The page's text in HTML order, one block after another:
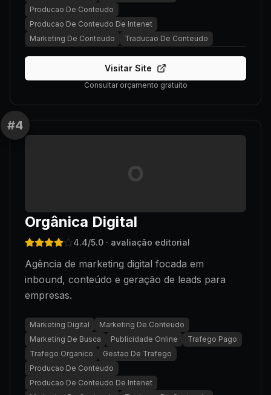
Producao De Conteudo
Producao De Conteudo De Intenet
Marketing De Conteudo
Traducao De Conteudo
Visitar Site
Consultar orçamento gratuito
#4
O
Orgânica Digital
4.4/5.0 · avaliação editorial
Agência de marketing digital focada em
inbound, conteúdo e geração de leads para
empresas.
Marketing Digital
Marketing De Conteudo
Marketing De Busca
Publicidade Online
Trafego Pago
Trafego Organico
Gestao De Trafego
Producao De Conteudo
Producao De Conteudo De Intenet